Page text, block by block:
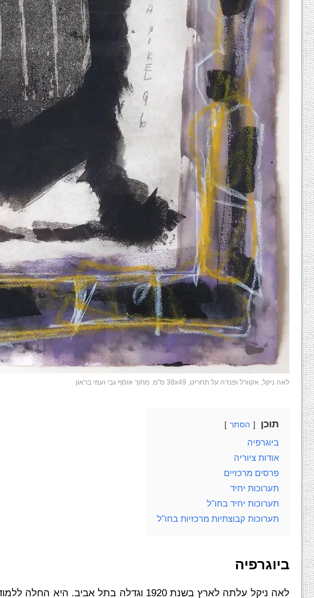
לאה ניקל, אקוורל ופנדה על תחריט, 38x49 ס"מ. מתוך אוסף גבי ועמי בראון
תוכן הסתר
ביוגרפיה
אודות ציוריה
פרסים מרכזיים
תערוכות יחיד
תערוכות יחיד בחו"ל
תערוכות קבוצתיות מרכזיות בחו"ל
ביוגרפיה